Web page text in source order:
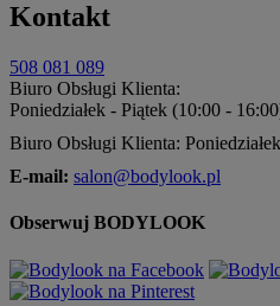
Kontakt
508 081 089
Biuro Obsługi Klienta:
Poniedziałek - Piątek (10:00 -
Biuro Obsługi Klienta:
E-mail: salon@bodylook.pl
Obserwuj BODYLOOK